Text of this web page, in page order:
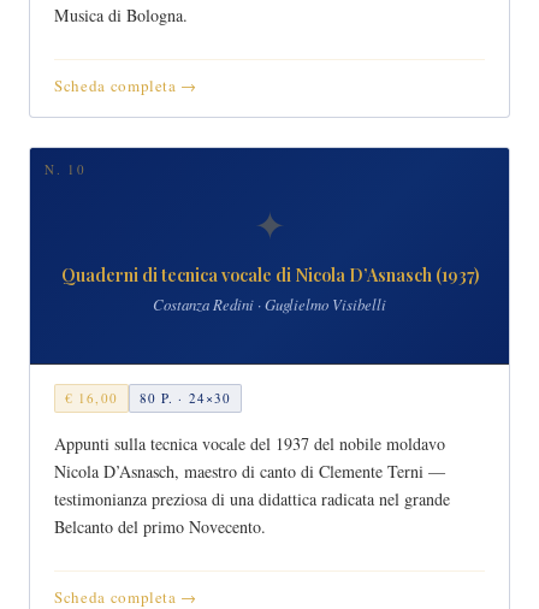
Musica di Bologna.
Scheda completa →
N. 10
✦
Quaderni di tecnica vocale di Nicola D’Asnasch (1937)
Costanza Redini · Guglielmo Visibelli
€ 16,00 80 P. · 24×30
Appunti sulla tecnica vocale del 1937 del nobile moldavo
Nicola D’Asnasch, maestro di canto di Clemente Terni —
testimonianza preziosa di una didattica radicata nel grande
Belcanto del primo Novecento.
Scheda completa →